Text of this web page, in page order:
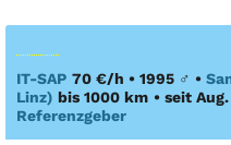
IT-SAP 70 €/h • 1995 ♂ •
Linz) bis 1000 km • seit
Referenzgeber